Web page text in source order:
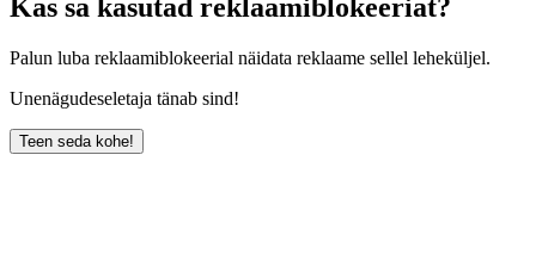
Kas sa kasutad reklaamiblokeeriat?
Palun luba reklaamiblokeerial näidata reklaame sellel leheküljel.
Unenägudeseletaja tänab sind!
Teen seda kohe!